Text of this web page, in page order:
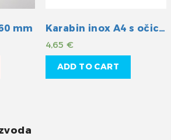
mm Karabin inox A4 s očicom 80mm
4,65 €
ADD TO CART